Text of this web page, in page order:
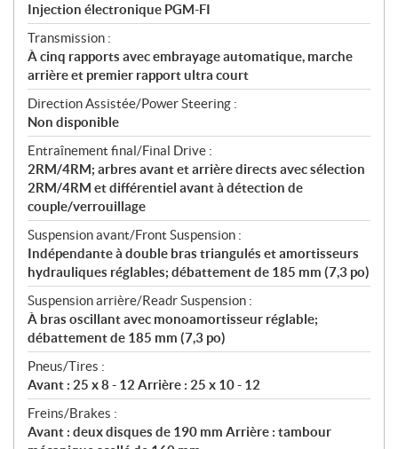
Injection électronique PGM-FI
Transmission :
À cinq rapports avec embrayage automatique, marche
arrière et premier rapport ultra court
Direction Assistée/Power Steering :
Non disponible
Entraînement final/Final Drive :
2RM/4RM; arbres avant et arrière directs avec sélection
2RM/4RM et différentiel avant à détection de
couple/verrouillage
Suspension avant/Front Suspension :
Indépendante à double bras triangulés et amortisseurs
hydrauliques réglables; débattement de 185 mm (7,3 po)
Suspension arrière/Readr Suspension :
À bras oscillant avec monoamortisseur réglable;
débattement de 185 mm (7,3 po)
Pneus/Tires :
Avant : 25 x 8 - 12 Arrière : 25 x 10 - 12
Freins/Brakes :
Avant : deux disques de 190 mm Arrière : tambour